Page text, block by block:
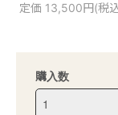
定価 13,500円(税
購入数